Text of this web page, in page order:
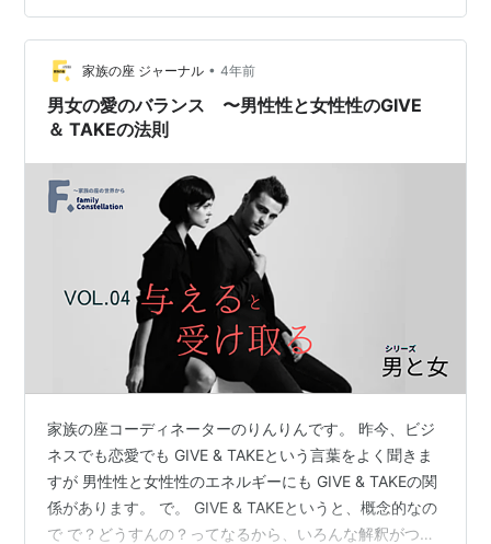
持ちで、女性に対してお金を使え…
家族の座 ジャーナル • 4年前
男女の愛のバランス 〜男性性と女性性のGIVE
＆ TAKEの法則
家族の座コーディネーターのりんりんです。 昨今、ビジ
ネスでも恋愛でも GIVE & TAKEという言葉をよく聞きま
すが 男性性と女性性のエネルギーにも GIVE & TAKEの関
係があります。 で。 GIVE & TAKEというと、概念的なの
で で？どうすんの？ってなるから、いろんな解釈がつ